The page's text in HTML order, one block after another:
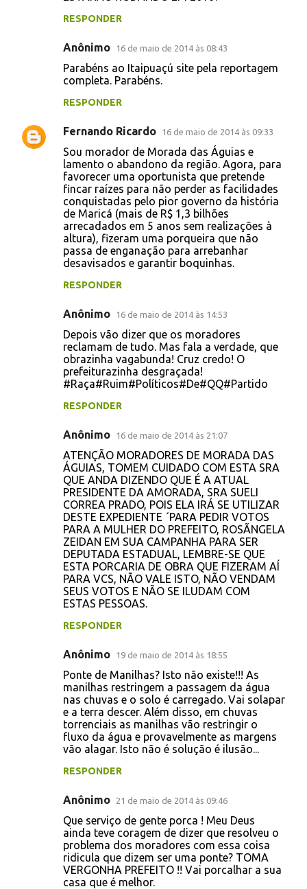
RESPONDER
Anônimo 16 de maio de 2014 às 08:43
Parabéns ao Itaipuaçú site pela reportagem
completa. Parabéns.
RESPONDER
Fernando Ricardo 16 de maio de 2014 às 09:33
Sou morador de Morada das Águias e
lamento o abandono da região. Agora, para
favorecer uma oportunista que pretende
fincar raízes para não perder as facilidades
conquistadas pelo pior governo da história
de Maricá (mais de R$ 1,3 bilhões
arrecadados em 5 anos sem realizações à
altura), fizeram uma porqueira que não
passa de enganação para arrebanhar
desavisados e garantir boquinhas.
RESPONDER
Anônimo 16 de maio de 2014 às 14:53
Depois vão dizer que os moradores
reclamam de tudo. Mas fala a verdade, que
obrazinha vagabunda! Cruz credo! O
prefeiturazinha desgraçada!
#Raça#Ruim#Políticos#De#QQ#Partido
RESPONDER
Anônimo 16 de maio de 2014 às 21:07
ATENÇÃO MORADORES DE MORADA DAS
ÁGUIAS, TOMEM CUIDADO COM ESTA SRA
QUE ANDA DIZENDO QUE É A ATUAL
PRESIDENTE DA AMORADA, SRA SUELI
CORREA PRADO, POIS ELA IRÁ SE UTILIZAR
DESTE EXPEDIENTE ´PARA PEDIR VOTOS
PARA A MULHER DO PREFEITO, ROSÃNGELA
ZEIDAN EM SUA CAMPANHA PARA SER
DEPUTADA ESTADUAL, LEMBRE-SE QUE
ESTA PORCARIA DE OBRA QUE FIZERAM AÍ
PARA VCS, NÃO VALE ISTO, NÃO VENDAM
SEUS VOTOS E NÃO SE ILUDAM COM
ESTAS PESSOAS.
RESPONDER
Anônimo 19 de maio de 2014 às 18:55
Ponte de Manilhas? Isto não existe!!! As
manilhas restringem a passagem da água
nas chuvas e o solo é carregado. Vai solapar
e a terra descer. Além disso, em chuvas
torrenciais as manilhas vão restringir o
fluxo da água e provavelmente as margens
vão alagar. Isto não é solução é ilusão...
RESPONDER
Anônimo 21 de maio de 2014 às 09:46
Que serviço de gente porca ! Meu Deus
ainda teve coragem de dizer que resolveu o
problema dos moradores com essa coisa
ridicula que dizem ser uma ponte? TOMA
VERGONHA PREFEITO !! Vai porcalhar a sua
casa que é melhor.